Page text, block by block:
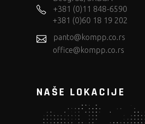
+381 (0)11 848-6590
+381 (0)60 18 19 202
panto@kompp.co.rs
office@kompp.co.rs
NAŠE LOKACIJE